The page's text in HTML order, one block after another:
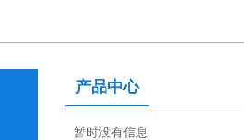
产品中心
暂时没有信息